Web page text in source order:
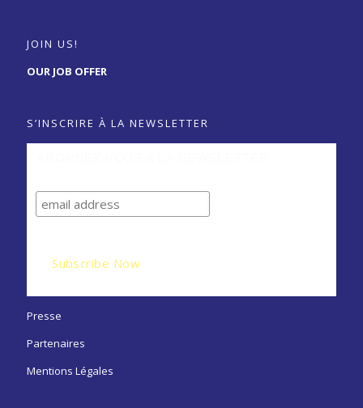
JOIN US!
OUR JOB OFFER
S’INSCRIRE À LA NEWSLETTER
Presse
Partenaires
Mentions Légales